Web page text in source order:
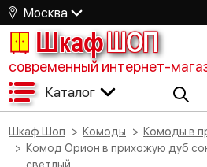
Москва
ШкафШОП
современный интернет-
Каталог
Шкаф Шоп Комоды
Комоды в
Комод Орион в прихожую дуб сонома/ясень шимо